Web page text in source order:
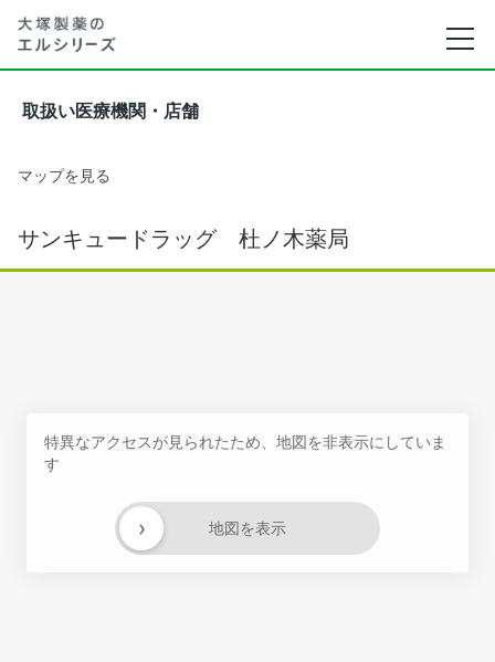
取扱い医療機関・店舗
マップを見る
サンキュードラッグ 杜ノ木薬局
特異なアクセスが見られたため、地図を非表示にしていま
す
地図を表示
›